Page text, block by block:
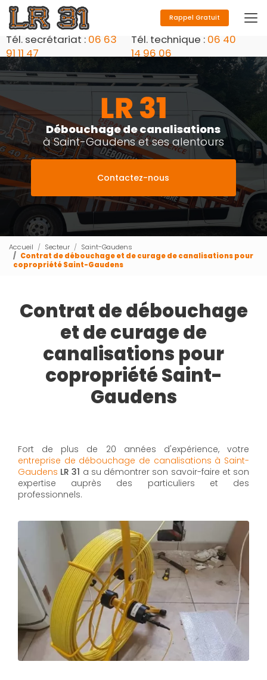
Aller
au
contenu
principal
Tél. secrétariat : 06 63
91 11 47
Tél. technique : 06 40
14 96 06
Rappel Gratuit
Débouchage de canalisations
à Saint-Gaudens et ses alentours
Contactez-nous
Accueil Secteur
Saint-Gaudens
Contrat de débouchage et de curage de canalisations pour
copropriété Saint-Gaudens
Contrat de débouchage
et de curage de
canalisations pour
copropriété Saint-
Gaudens
Fort de plus de 20 années d'expérience, votre
entreprise de débouchage de canalisations à Saint-
Gaudens LR 31 a su démontrer son savoir-faire et son
expertise auprès des particuliers et des
professionnels.